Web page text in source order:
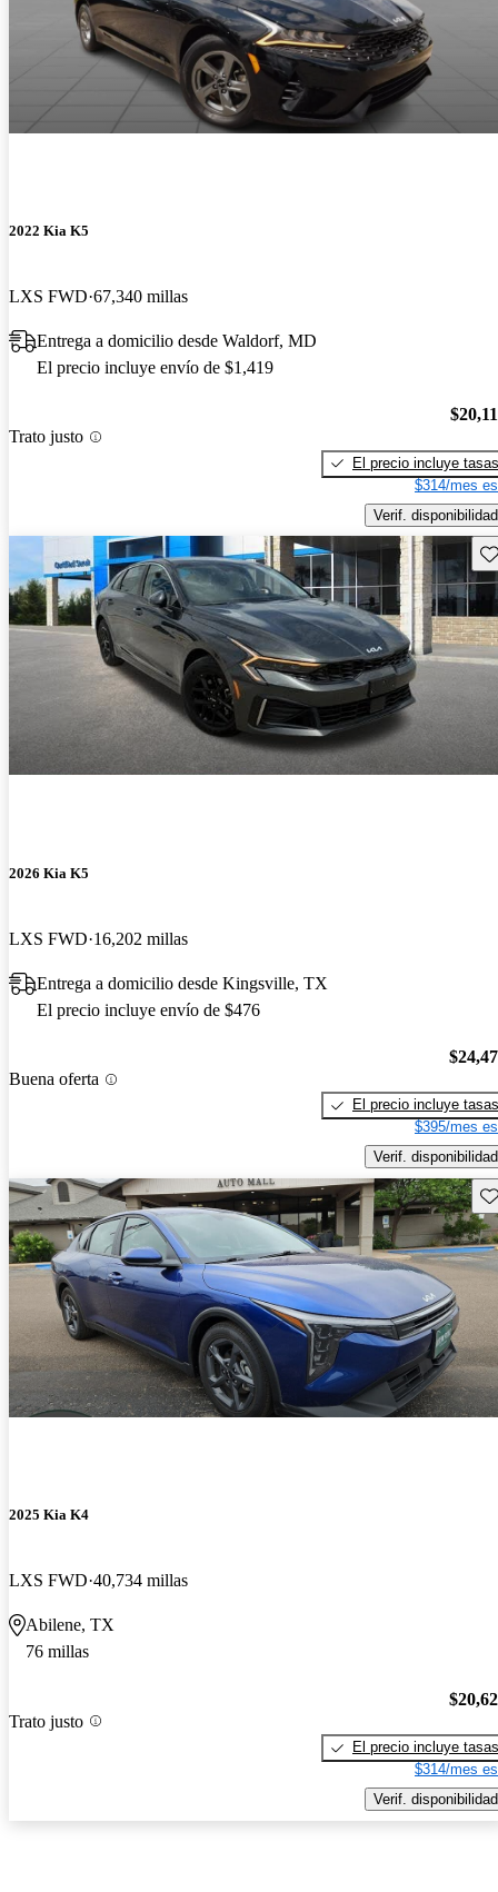
2022 Kia K5
LXS FWD 67,340 millas
Entrega a domicilio desde Waldorf, MD
El precio incluye envío de $1,419
Trato justo
El precio incluye tasas
$314/mes
Verif. disponibilidad
2026 Kia K5
LXS FWD 16,202 millas
Entrega a domicilio desde Kingsville, TX
El precio incluye envío de $476
Buena oferta
El precio incluye tasas
$395/mes
Verif. disponibilidad
2025 Kia K4
LXS FWD 40,734 millas
Abilene, TX
76 millas
Trato justo
El precio incluye tasas
$314/mes
Verif. disponibilidad